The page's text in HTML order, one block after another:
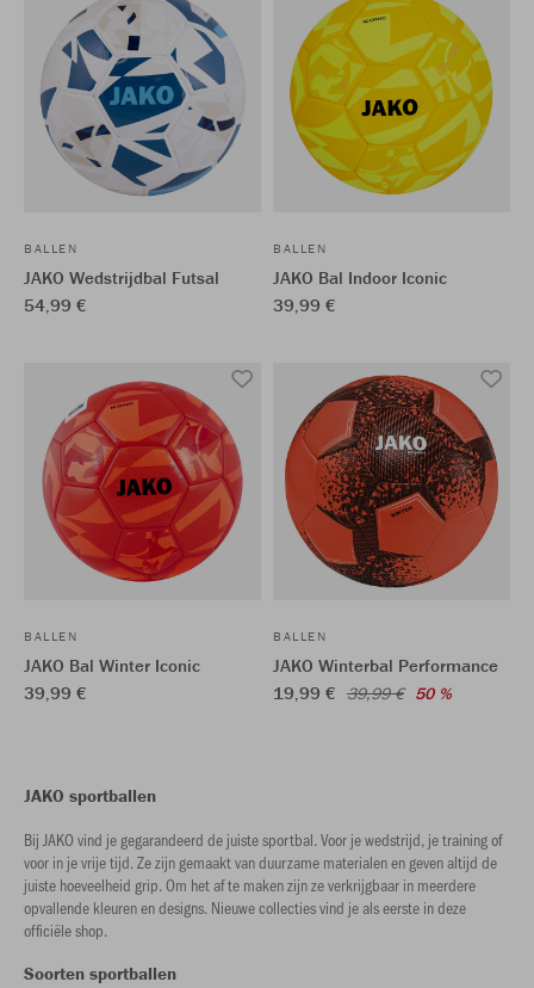
BALLEN
JAKO Wedstrijdbal Futsal
54,99 €
BALLEN
JAKO Bal Indoor Iconic
39,99 €
BALLEN
JAKO Bal Winter Iconic
39,99 €
BALLEN
JAKO Winterbal Performance
19,99 € 39,99 € 50 %
JAKO sportballen
Bij JAKO vind je gegarandeerd de juiste sportbal. Voor je wedstrijd, je training of
voor in je vrije tijd. Ze zijn gemaakt van duurzame materialen en geven altijd de
juiste hoeveelheid grip. Om het af te maken zijn ze verkrijgbaar in meerdere
opvallende kleuren en designs. Nieuwe collecties vind je als eerste in deze
officiële shop.
Soorten sportballen